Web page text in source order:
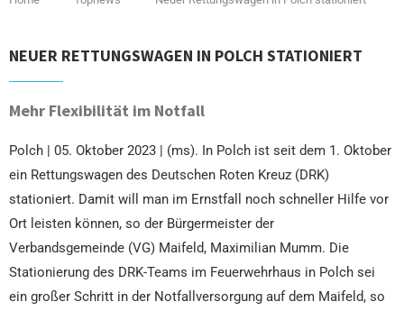
NEUER RETTUNGSWAGEN IN POLCH STATIONIERT
Mehr Flexibilität im Notfall
Polch | 05. Oktober 2023 | (ms). In Polch ist seit dem 1. Oktober
ein Rettungswagen des Deutschen Roten Kreuz (DRK)
stationiert. Damit will man im Ernstfall noch schneller Hilfe vor
Ort leisten können, so der Bürgermeister der
Verbandsgemeinde (VG) Maifeld, Maximilian Mumm. Die
Stationierung des DRK-Teams im Feuerwehrhaus in Polch sei
ein großer Schritt in der Notfallversorgung auf dem Maifeld, so